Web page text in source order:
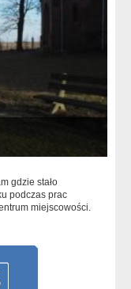
gdzie stało
podczas prac
miejscowości.